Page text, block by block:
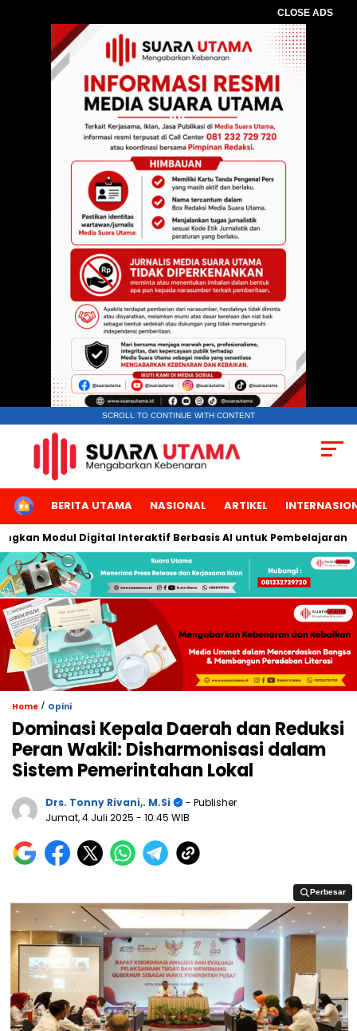
CLOSE ADS
SCROLL TO CONTINUE WITH CONTENT
HOMEBERITA UTAMA NASIONAL ARTIKEL
Modul Digital Interaktif Berbasis AI untuk Pembelajaran
Home / Opini
Dominasi Kepala Daerah dan Reduksi
Peran Wakil: Disharmonisasi dalam
Sistem Pemerintahan Lokal
Drs. Tonny Rivani,. M.Si
- Publisher
Jumat, 4 Juli 2025 - 10:45 WIB
Perbesar
Perbesar